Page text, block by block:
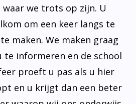
waar we trots op zijn. U
om een keer langs te
maken. We maken graag
te informeren en de school
proeft u pas als u hier
en u krijgt dan een beter